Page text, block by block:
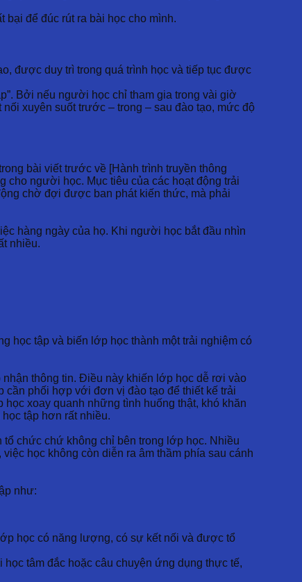
để đúc rút ra bài học cho mình.
được duy trì trong quá trình học và tiếp tục được
Bởi nếu người học chỉ tham gia trong vài giờ
xuyên suốt trước – trong – sau đào tạo, mức độ
bài viết trước về [Hành trình truyền thông
cho người học. Mục tiêu của các hoạt động trải
chờ đợi được ban phát kiến thức, mà phải
hàng ngày của họ. Khi người học bắt đầu nhìn
nhiều.
học tập và biến lớp học thành một trải nghiệm có
thông tin. Điều này khiến lớp học dễ rơi vào
cần phối hợp với đơn vị đào tạo để thiết kế trải
xoay quanh những tình huống thật, khó khăn
tập hơn rất nhiều.
tổ chức chứ không chỉ bên trong lớp học. Nhiều
học không còn diễn ra âm thầm phía sau cánh
như:
học có năng lượng, có sự kết nối và được tổ
tâm đắc hoặc câu chuyện ứng dụng thực tế,